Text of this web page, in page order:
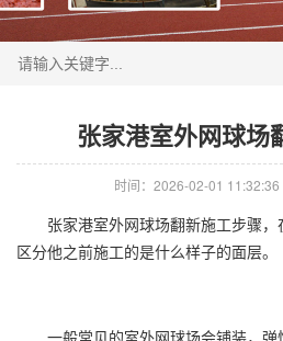
张家港室外网球场
时间：2026-02-01 11:32:36
张家港室外网球场翻新施工步骤，
区分他之前施工的是什么样子的面层。
一般常见的室外网球场会铺装，弹